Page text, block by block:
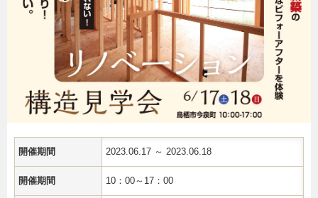
開催期間 2023.06.17 ～ 2023.06.18
開催期間 10：00～17：00